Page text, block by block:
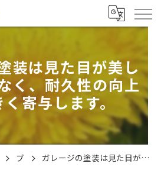
装は見た目が美し
く、耐久性の向上
寄与します。
ブログ ガレージの塗装は見た目が美しいだけじゃなく、耐久性の向上にも大きく寄与します。